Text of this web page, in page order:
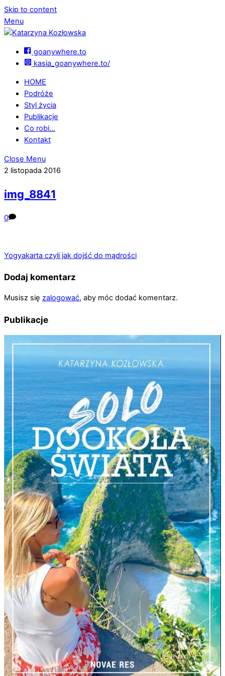
Skip to content
Menu
goanywhere.to
kasia_goanywhere.to/
HOME
Podróże
Styl życia
Publikacje
Co robi…
Kontakt
Close Menu
2 listopada 2016
img_8841
0
Yogyakarta czyli jak dojść do mądrości
Dodaj komentarz
Musisz się zalogować, aby móc dodać komentarz.
Publikacje